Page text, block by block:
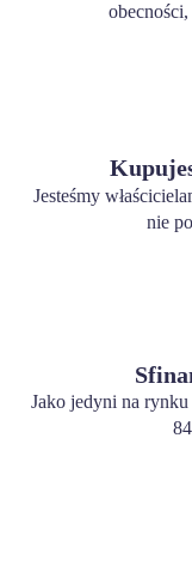
Jesteśmy
nie
Jako jedyni na